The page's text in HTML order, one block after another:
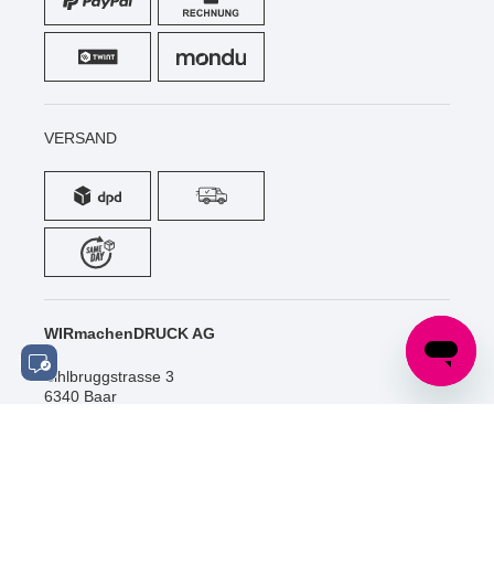
VERSAND
WIRmachenDRUCK AG
Sihlbruggstrasse 3
6340 Baar